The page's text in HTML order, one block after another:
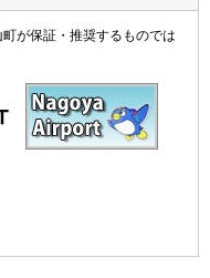
が保証・推奨するものでは